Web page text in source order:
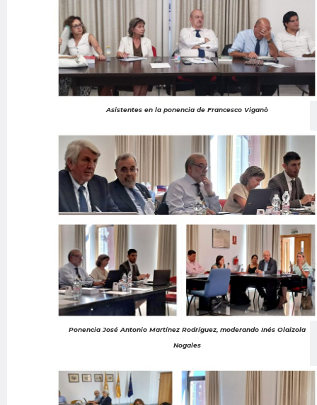
Asistentes en la ponencia de Francesco Viganò
Ponencia José Antonio Martínez Rodríguez, moderando Inés Olaizola
Nogales